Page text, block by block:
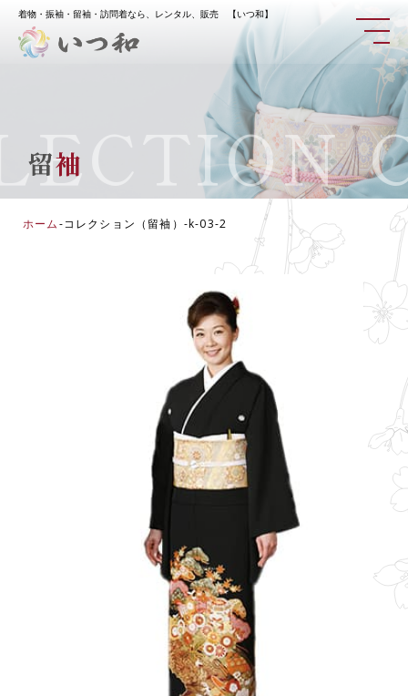
着物・振袖・留袖・訪問着なら、レンタル、販売 【いつ和】
留袖
ホーム-コレクション（留袖） -k-03-2